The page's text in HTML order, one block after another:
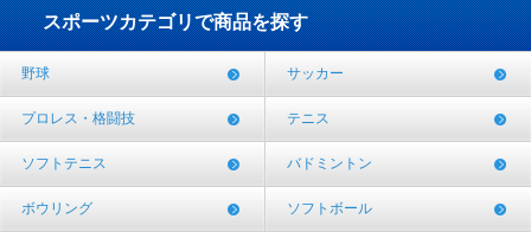
スポーツカテゴリで商品を探す
野球 サッカー
プロレス・格闘技 テニス
ソフトテニス バドミントン
ボウリング ソフトボール